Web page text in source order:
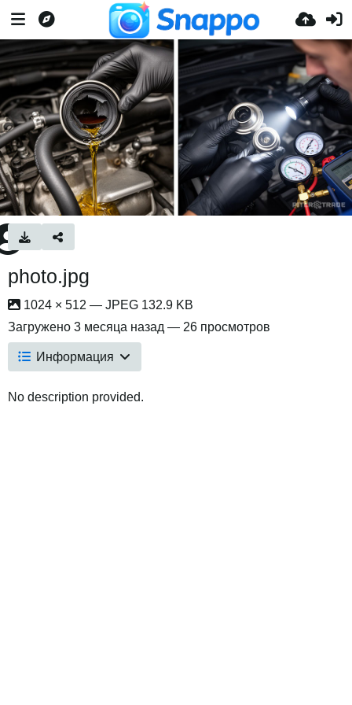
photo.jpg
1024 × 512 — JPEG 132.9 KB
Загружено 3 месяца назад — 26 просмотров
Информация
No description provided.